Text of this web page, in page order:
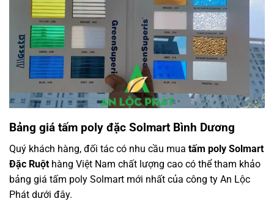
Bảng giá tấm poly đặc Solmart Bình Dương
Quý khách hàng, đối tác có nhu cầu mua tấm poly Solmart
Đặc Ruột hàng Việt Nam chất lượng cao có thể tham khảo
bảng giá tấm poly Solmart mới nhất của công ty An Lộc
Phát dưới đây.